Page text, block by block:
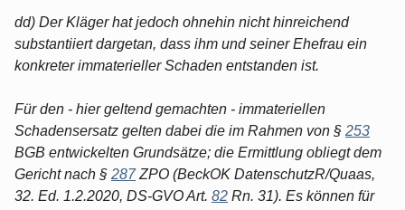
dd) Der Kläger hat jedoch ohnehin nicht hinreichend
substantiiert dargetan, dass ihm und seiner Ehefrau ein
konkreter immaterieller Schaden entstanden ist.
Für den - hier geltend gemachten - immateriellen
Schadensersatz gelten dabei die im Rahmen von § 253
BGB entwickelten Grundsätze; die Ermittlung obliegt dem
Gericht nach § 287ZPO (BeckOK DatenschutzR/Quaas,
32. Ed. 1.2.2020, DS-GVO Art. 82 Rn. 31). Es können für